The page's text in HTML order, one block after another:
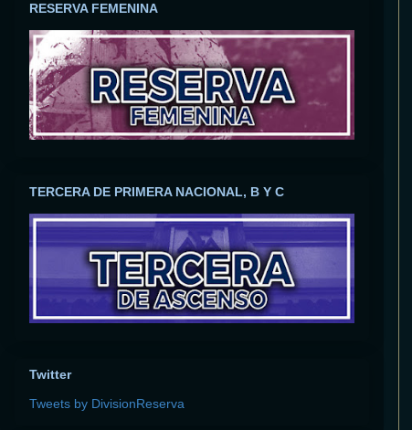
RESERVA FEMENINA
TERCERA DE PRIMERA NACIONAL, B Y C
Twitter
Tweets by DivisionReserva